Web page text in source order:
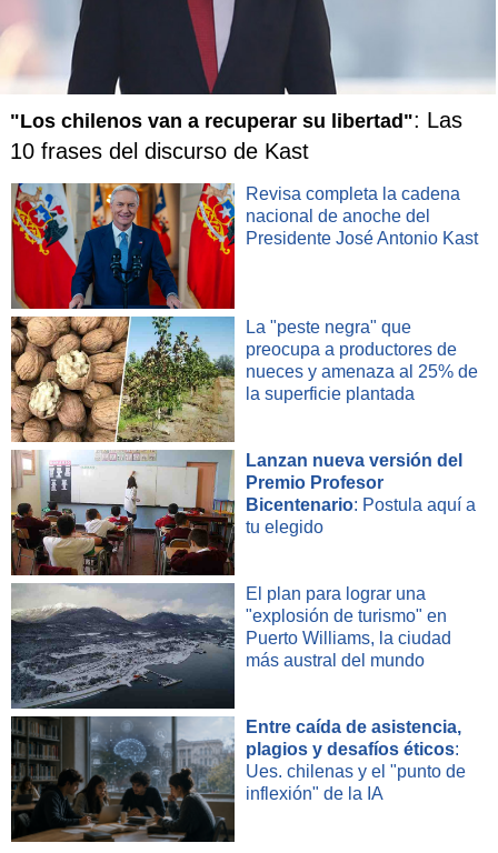
"Los chilenos van a recuperar su libertad": Las
10 frases del discurso de Kast
Revisa completa la cadena
nacional de anoche del
Presidente José Antonio Kast
La "peste negra" que
preocupa a productores de
nueces y amenaza al 25% de
la superficie plantada
Lanzan nueva versión del
Premio Profesor
Bicentenario: Postula aquí a
tu elegido
El plan para lograr una
"explosión de turismo" en
Puerto Williams, la ciudad
más austral del mundo
Entre caída de asistencia,
plagios y desafíos éticos:
Ues. chilenas y el "punto de
inflexión" de la IA